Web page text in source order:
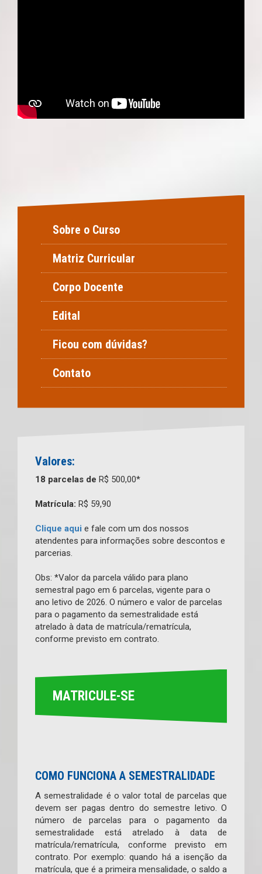
Sobre o Curso
Matriz Curricular
Corpo Docente
Edital
Ficou com dúvidas?
Contato
Valores:
18 parcelas de R$ 500,00*
Matrícula: R$ 59,90
Clique aqui e fale com um dos nossos
atendentes para informações sobre descontos e
parcerias.
Obs: *Valor da parcela válido para plano
semestral pago em 6 parcelas, vigente para o
ano letivo de 2026. O número e valor de parcelas
para o pagamento da semestralidade está
atrelado à data de matrícula/rematrícula,
conforme previsto em contrato.
MATRICULE-SE
COMO FUNCIONA A SEMESTRALIDADE
A semestralidade é o valor total de parcelas que
devem ser pagas dentro do semestre letivo. O
número de parcelas para o pagamento da
semestralidade está atrelado à data de
matrícula/rematrícula, conforme previsto em
contrato. Por exemplo: quando há a isenção da
matrícula, que é a primeira mensalidade, o saldo a